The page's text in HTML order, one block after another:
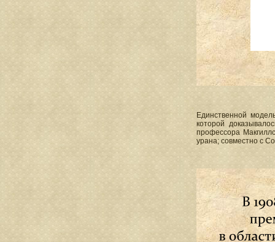
Единственной
которой
профессора
урана; совместно с